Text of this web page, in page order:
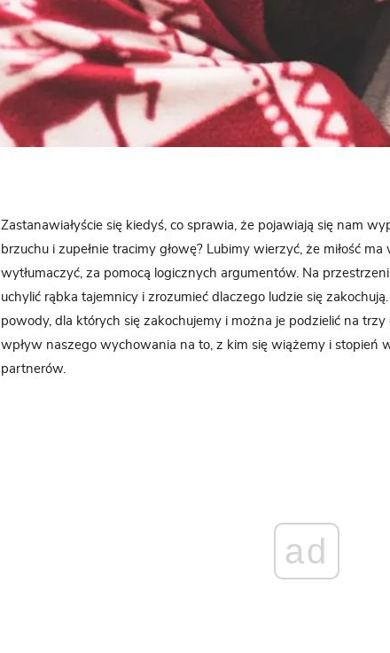
Zastanawiałyście się kiedyś, co sprawia, że pojawiają się nam
brzuchu i zupełnie tracimy głowę? Lubimy wierzyć, że miłość
wytłumaczyć, za pomocą logicznych argumentów. Na
uchylić rąbka tajemnicy i zrozumieć dlaczego ludzie się
powody, dla których się zakochujemy i można je podzielić na trzy
wpływ naszego wychowania na to, z kim się wiążemy i stopień
partnerów.
ad